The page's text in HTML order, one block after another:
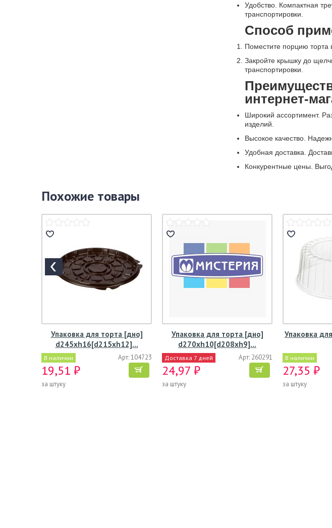
Удобство. Компактная
транспортировки.
Способ
Поместите порцию торта
Закройте крышку до
транспортировки.
интернет-
Широкий ассортимент.
изделий.
Высокое качество.
Удобная доставка.
Конкурентные цены.
Похожие товары
Упаковка для торта [дно]
d245хh16[d215хh12]…
В наличии Арт: 104723
19,51 ₽
за штуку
Упаковка для торта [дно]
d270хh10[d208хh9]…
Доставка 7 дней Арт: 260291
24,97 ₽
за штуку
Упаковка
В наличии
27,35 ₽
за штуку